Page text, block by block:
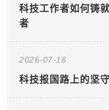
科技工作者如何铸
者
2026-07-16
科技报国路上的坚